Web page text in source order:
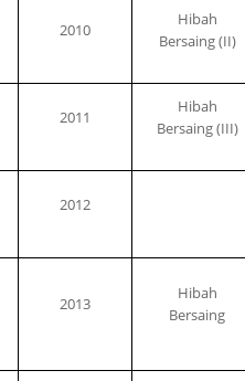
2010
Hibah
Bersaing (II)
2011
Hibah
Bersaing (III)
2012
2013
Hibah
Bersaing